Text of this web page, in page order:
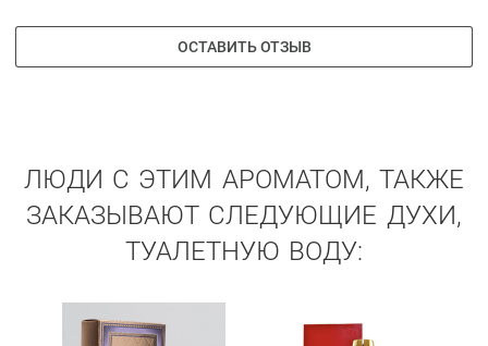
ОСТАВИТЬ ОТЗЫВ
ЛЮДИ С ЭТИМ АРОМАТОМ, ТАКЖЕ
ЗАКАЗЫВАЮТ СЛЕДУЮЩИЕ ДУХИ,
ТУАЛЕТНУЮ ВОДУ: